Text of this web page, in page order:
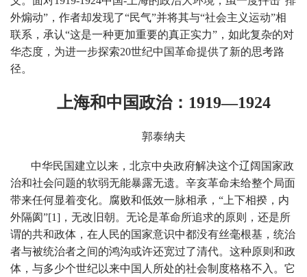
外煽动”，作者却发现了“民气”并将其与“社会主义运动”相
联系，承认“这是一种更加重要的真正实力”，如此复杂的对
华态度，为进一步探索20世纪中国革命提供了新的思考路
径。
上海和中国政治：1919—1924
郭泰纳夫
中华民国建立以来，北京中央政府解决这个辽阔国家政
治和社会问题的软弱无能暴露无遗。辛亥革命未给整个局面
带来任何显着变化。腐败和低效一脉相承，“上下相揆，内
外隔阂”[1]，无改旧朝。无论是革命所追求的原则，还是所
谓的共和政体，在人民的国家意识中都没有丝毫根基，统治
者与被统治者之间的鸿沟或许还宽过了清代。这种原则和政
体，与多少个世纪以来中国人所处的社会制度格格不入。它